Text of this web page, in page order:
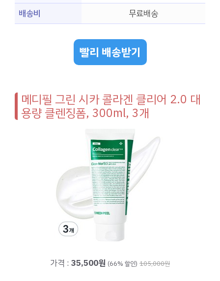
배송비 무료배송
빨리 배송받기
메디필 그린 시카 콜라겐 클리어 2.0 대
용량 클렌징폼, 300ml, 3개
가격 : 35,500원 (66% 할인) 105,000원